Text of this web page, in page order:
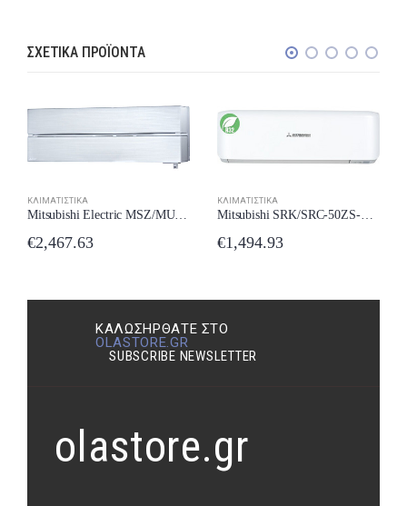
ΣΧΕΤΙΚΆ ΠΡΟΪΌΝΤΑ
ΚΛΙΜΑΤΙΣΤΙΚΆ
Mitsubishi Electric MSZ/MUZ-LN60VG2-WP Κλιματιστικό Inverter 20000 BTU A++ New Model 2024
€2,467.63
ΚΛΙΜΑΤΙΣΤΙΚΆ
Mitsubishi SRK/SRC-50ZS-WF Κλιματιστικό Inverter 18000 BTU A++/A++ με Wi-Fi New Model 2024
€1,494.93
ΚΑΛΩΣΉΡΘΑΤΕ ΣΤΟ
OLASTORE.GR
SUBSCRIBE NEWSLETTER
olastore.gr